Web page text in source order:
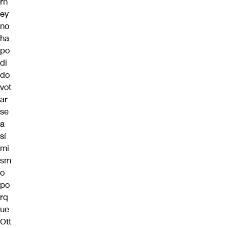
ey
no
ha
po
di
do
vot
ar
se
a
sí
mi
sm
o
po
rq
ue
Ott